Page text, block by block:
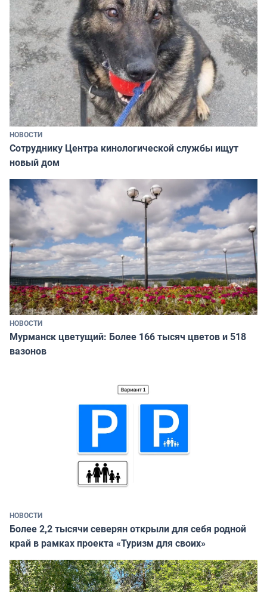
НОВОСТИ
Сотруднику Центра кинологической службы ищут
новый дом
НОВОСТИ
Мурманск цветущий: Более 166 тысяч цветов и 518
вазонов
НОВОСТИ
Более 2,2 тысячи северян открыли для себя родной
край в рамках проекта «Туризм для своих»